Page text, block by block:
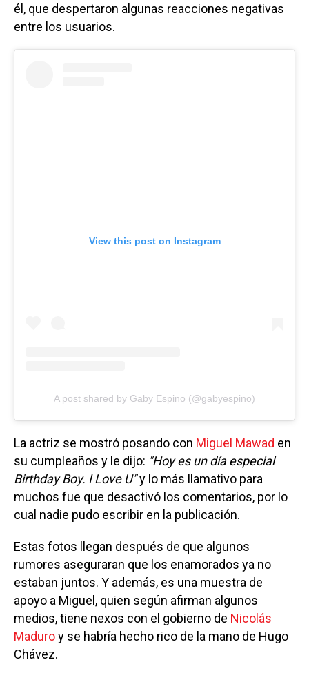
él, que despertaron algunas reacciones negativas
entre los usuarios.
View this post on Instagram
A post shared by Gaby Espino (@gabyespino)
La actriz se mostró posando con Miguel Mawad en
su cumpleaños y le dijo: "Hoy es un día especial
Birthday Boy. I Love U"y lo más llamativo para
muchos fue que desactivó los comentarios, por lo
cual nadie pudo escribir en la publicación.
Estas fotos llegan después de que algunos
rumores aseguraran que los enamorados ya no
estaban juntos. Y además, es una muestra de
apoyo a Miguel, quien según afirman algunos
medios, tiene nexos con el gobierno de Nicolás
Maduroy se habría hecho rico de la mano de Hugo
Chávez.